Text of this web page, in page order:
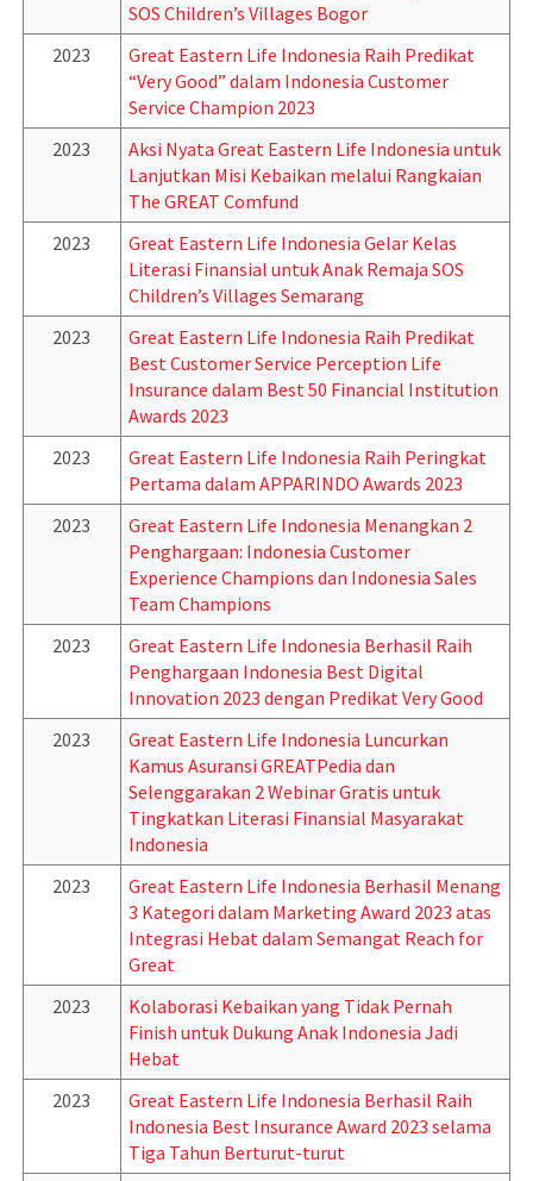
SOS Children’s Villages Bogor
2023
Great Eastern Life Indonesia Raih Predikat
“Very Good” dalam Indonesia Customer
Service Champion 2023
2023
Aksi Nyata Great Eastern Life Indonesia untuk
Lanjutkan Misi Kebaikan melalui Rangkaian
The GREAT Comfund
2023
Great Eastern Life Indonesia Gelar Kelas
Literasi Finansial untuk Anak Remaja SOS
Children’s Villages Semarang
2023
Great Eastern Life Indonesia Raih Predikat
Best Customer Service Perception Life
Insurance dalam Best 50 Financial Institution
Awards 2023
2023
Great Eastern Life Indonesia Raih Peringkat
Pertama dalam APPARINDO Awards 2023
2023
Great Eastern Life Indonesia Menangkan 2
Penghargaan: Indonesia Customer
Experience Champions dan Indonesia Sales
Team Champions
2023
Great Eastern Life Indonesia Berhasil Raih
Penghargaan Indonesia Best Digital
Innovation 2023 dengan Predikat Very Good
2023
Great Eastern Life Indonesia Luncurkan
Kamus Asuransi GREATPedia dan
Selenggarakan 2 Webinar Gratis untuk
Tingkatkan Literasi Finansial Masyarakat
Indonesia
2023
Great Eastern Life Indonesia Berhasil Menang
3 Kategori dalam Marketing Award 2023 atas
Integrasi Hebat dalam Semangat Reach for
Great
2023
Kolaborasi Kebaikan yang Tidak Pernah
Finish untuk Dukung Anak Indonesia Jadi
Hebat
2023
Great Eastern Life Indonesia Berhasil Raih
Indonesia Best Insurance Award 2023 selama
Tiga Tahun Berturut-turut